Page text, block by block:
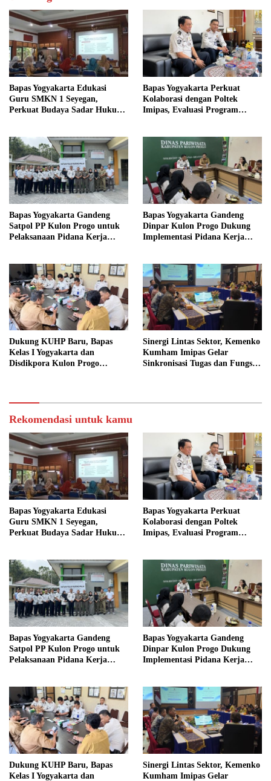
Bapas Yogyakarta Edukasi
Guru SMKN 1 Seyegan,
Perkuat Budaya Sadar Hukum
Bapas Yogyakarta Perkuat
Kolaborasi dengan Poltek
Imipas, Evaluasi Program
Bapas Yogyakarta Gandeng
Satpol PP Kulon Progo untuk
Pelaksanaan Pidana Kerja
Bapas Yogyakarta Gandeng
Dinpar Kulon Progo Dukung
Implementasi Pidana Kerja
Dukung KUHP Baru, Bapas
Kelas I Yogyakarta dan
Disdikpora Kulon Progo
Sinergi Lintas Sektor, Kemenko
Kumham Imipas Gelar
Sinkronisasi Tugas dan Fungsi
Rekomendasi untuk kamu
Bapas Yogyakarta Edukasi
Guru SMKN 1 Seyegan,
Perkuat Budaya Sadar Hukum
Bapas Yogyakarta Perkuat
Kolaborasi dengan Poltek
Imipas, Evaluasi Program
Bapas Yogyakarta Gandeng
Satpol PP Kulon Progo untuk
Pelaksanaan Pidana Kerja
Bapas Yogyakarta Gandeng
Dinpar Kulon Progo Dukung
Implementasi Pidana Kerja
Dukung KUHP Baru, Bapas
Kelas I Yogyakarta dan
Sinergi Lintas Sektor, Kemenko
Kumham Imipas Gelar